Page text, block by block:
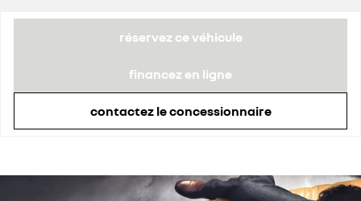
réservez ce véhicule
financez en ligne
contactez le concessionnaire